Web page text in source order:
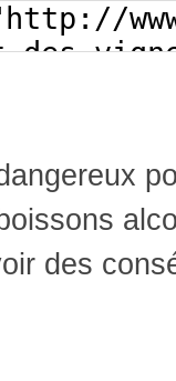
des